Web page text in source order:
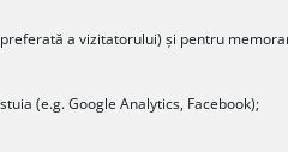
a vizitatorului) și pentru
(e.g. Google Analytics, Facebook);